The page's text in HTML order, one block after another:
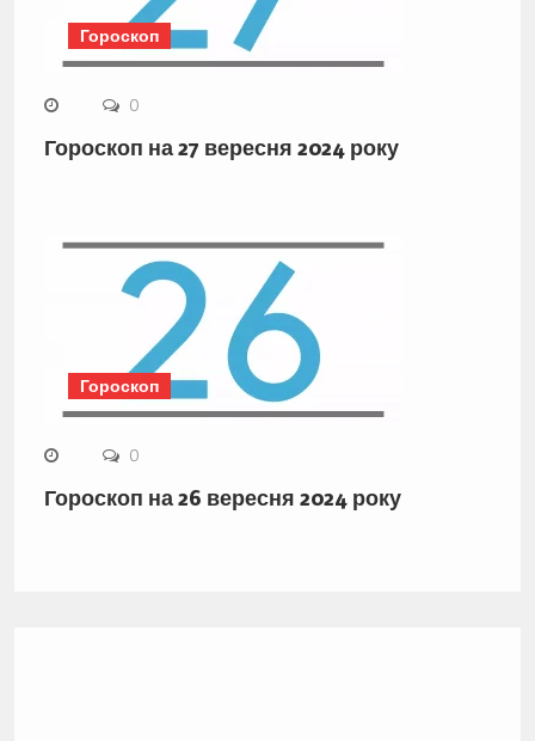
Гороскоп
0
Гороскоп на 27 вересня 2024 року
Гороскоп
0
Гороскоп на 26 вересня 2024 року